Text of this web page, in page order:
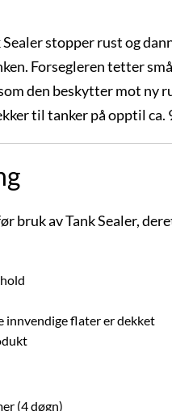
Sealer stopper rust og
Forsegleren tetter
den beskytter mot ny
til tanker på opptil ca.
bruk av Tank Sealer,
innvendige flater er dekket
(4 døgn)